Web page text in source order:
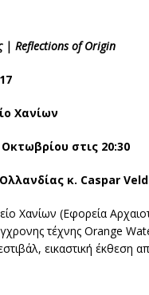
| Reflections of Origin
Χανίων
στις 20:30
κ. Caspar
Χανίων (Εφορεία
τέχνης Orange
εικαστική έκθεση